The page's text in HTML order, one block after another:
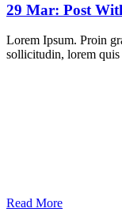
29 Mar: Post
Lorem Ipsum. Proin
sollicitudin, lorem quis
Read More